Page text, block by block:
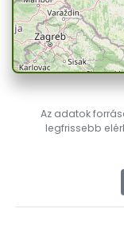
Az adatok
legfrissebb